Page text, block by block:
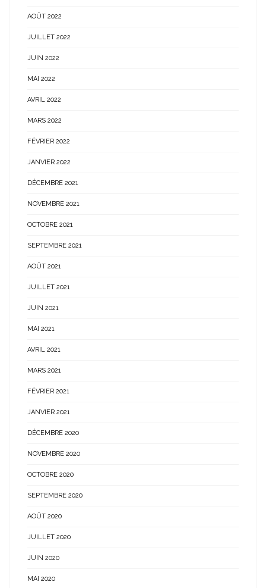
AOÛT 2022
JUILLET 2022
JUIN 2022
MAI 2022
AVRIL 2022
MARS 2022
FÉVRIER 2022
JANVIER 2022
DÉCEMBRE 2021
NOVEMBRE 2021
OCTOBRE 2021
SEPTEMBRE 2021
AOÛT 2021
JUILLET 2021
JUIN 2021
MAI 2021
AVRIL 2021
MARS 2021
FÉVRIER 2021
JANVIER 2021
DÉCEMBRE 2020
NOVEMBRE 2020
OCTOBRE 2020
SEPTEMBRE 2020
AOÛT 2020
JUILLET 2020
JUIN 2020
MAI 2020